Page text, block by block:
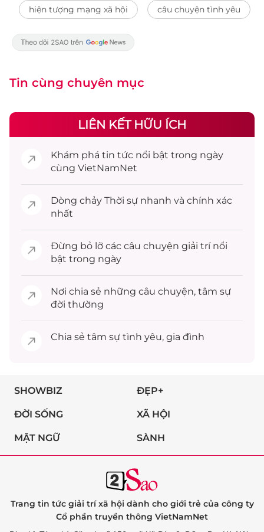
hiện tượng mạng xã hội câu chuyện tình yêu
Tin cùng chuyên mục
LIÊN KẾT HỮU ÍCH
Khám phá tin tức nổi bật trong ngày
cùng VietNamNet
Dòng chảy Thời sự nhanh và chính xác
nhất
Đừng bỏ lỡ các câu chuyện giải trínổi
bật trong ngày
Nơi chia sẻ những câu chuyện, tâm sự
đời thường
Chia sẻ tâm sự tình yêu, gia đình
SHOWBIZ ĐẸP+
ĐỜI SỐNG XÃ HỘI
MẬT NGỮ SÀNH
Trang tin tức giải trí xã hội dành cho giới trẻ của công ty
Cổ phần truyền thông VietNamNet